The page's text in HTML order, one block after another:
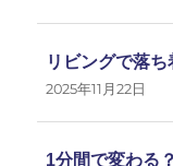
リビングで落
2025年11月22日
1分間で変わる